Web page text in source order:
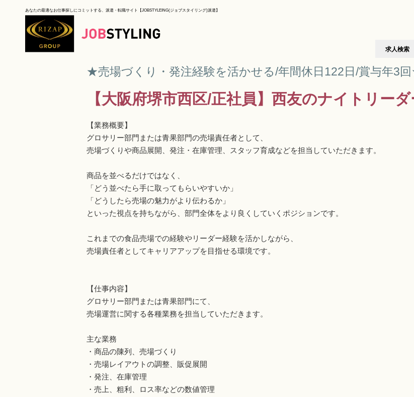
あなたの最適なお仕事探しにコミットする、派遣・転職サイト【JOBSTYLEING(ジョブスタイリング)派遣】
求人検索
★売場づくり・発注経験を活かせる/年間休日122日/賞与年3
【大阪府堺市西区/正社員】西友のナイトリーダ
【業務概要】
グロサリー部門または青果部門の売場責任者として、
売場づくりや商品展開、発注・在庫管理、スタッフ育成などを担当していただきます。
商品を並べるだけではなく、
「どう並べたら手に取ってもらいやすいか」
「どうしたら売場の魅力がより伝わるか」
といった視点を持ちながら、部門全体をより良くしていくポジションです。
これまでの食品売場での経験やリーダー経験を活かしながら、
売場責任者としてキャリアアップを目指せる環境です。
【仕事内容】
グロサリー部門または青果部門にて、
売場運営に関する各種業務を担当していただきます。
主な業務
・商品の陳列、売場づくり
・売場レイアウトの調整、販促展開
・発注、在庫管理
・売上、粗利、ロス率などの数値管理